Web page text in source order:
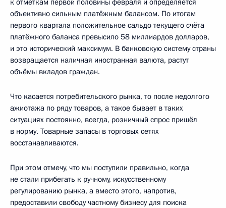
объективно сильным платёжным балансом. По итогам
первого квартала положительное сальдо текущего счёта
платёжного баланса превысило 58 миллиардов долларов,
и это исторический максимум. В банковскую систему страны
возвращается наличная иностранная валюта, растут
объёмы вкладов граждан.
Что касается потребительского рынка, то после недолгого
ажиотажа по ряду товаров, а такое бывает в таких
ситуациях постоянно, всегда, розничный спрос пришёл
в норму. Товарные запасы в торговых сетях
восстанавливаются.
При этом отмечу, что мы поступили правильно, когда
не стали прибегать к ручному, искусственному
регулированию рынка, а вместо этого, напротив,
предоставили свободу частному бизнесу для поиска